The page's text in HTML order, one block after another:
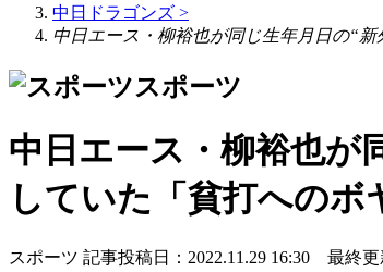
中日ドラゴンズ >
中日エース・柳裕也が同じ生年月日の“
スポーツ
中日エース・柳裕也
していた「貧打へのボ
スポーツ 記事投稿日：2022.11.29 16:30 最終更